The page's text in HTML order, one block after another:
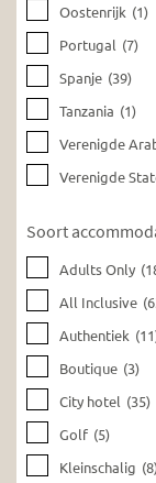
Oostenrijk (1)
Portugal (7)
Spanje (39)
Tanzania (1)
Verenigde
Verenigde
Soort
Adults Only
All Inclusive
Authentiek
Boutique (3)
City hotel (35)
Golf (5)
Kleinschalig